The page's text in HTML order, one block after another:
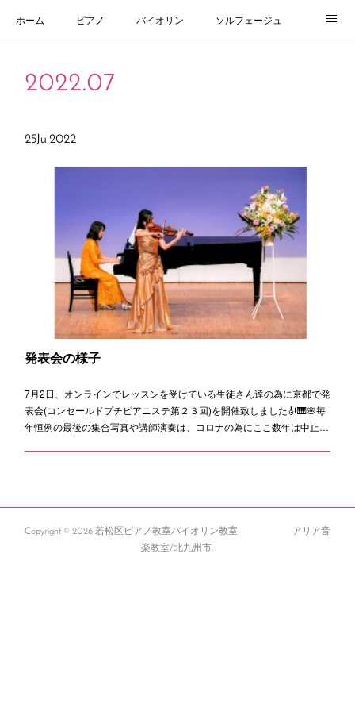
ホーム ピアノ バイオリン ソルフェージュ
2022.07
25Jul 2022
発表会の様子
7月2日、オンラインでレッスンを受けている生徒さん達の為に京都で発
表会(コンセールドプチピアニステ第２３回)を開催致しました🎻🎹🌸毎
年恒例の最後の集合写真や講師演奏は、コロナの為にここ数年は中止…
Copyright © 2026 若松区ピアノ教室バイオリン教室 アリア音
楽教室/北九州市.